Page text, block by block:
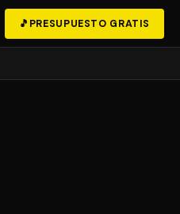
🎵 PRESUPUESTO GRATIS